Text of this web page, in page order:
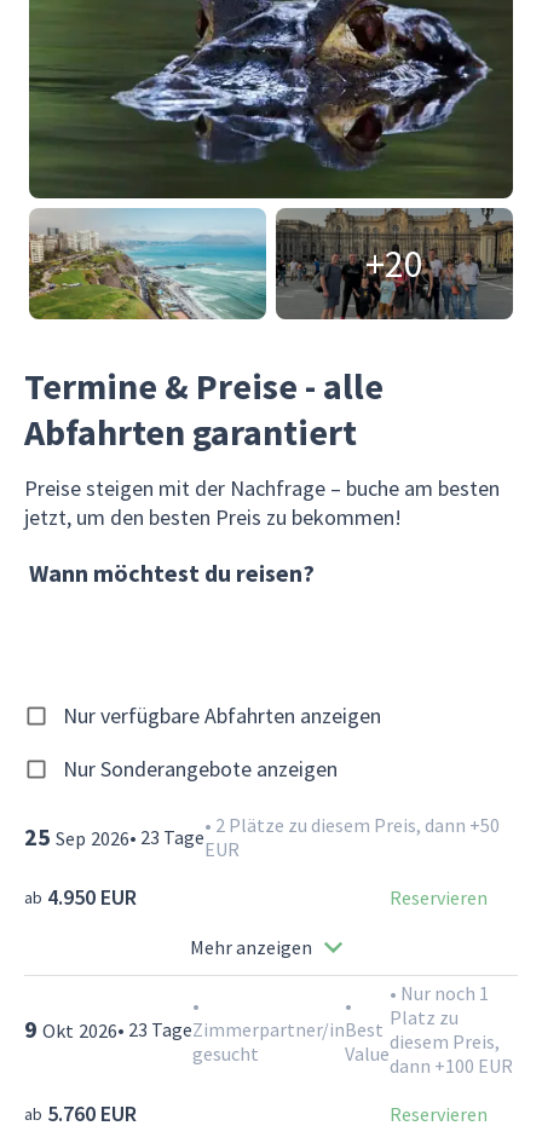
+20
Termine & Preise - alle
Abfahrten garantiert
Preise steigen mit der Nachfrage – buche am besten
jetzt, um den besten Preis zu bekommen!
Wann möchtest du reisen?
Nur verfügbare Abfahrten anzeigen
Nur Sonderangebote anzeigen
25 Sep 2026• 23 Tage• 2 Plätze zu diesem Preis, dann +50
EUR
ab 4.950 EUR Reservieren
Mehr anzeigen
9 Okt 2026• 23 Tage
•
Zimmerpartner/in
gesucht
•
Best
Value
• Nur noch 1
Platz zu
diesem Preis,
dann +100 EUR
ab 5.760 EUR Reservieren